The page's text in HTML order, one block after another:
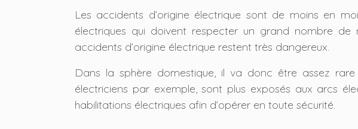
Les accidents d’origine électrique sont de moins en
électriques qui doivent respecter un grand nombre
accidents d’origine électrique restent très dangereux.
Dans la sphère domestique, il va donc être assez
électriciens par exemple, sont plus exposés aux arcs
habilitations électriques afin d’opérer en toute sécurité.